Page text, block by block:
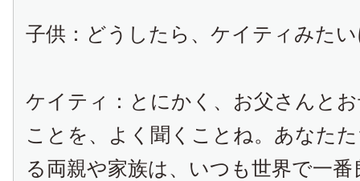
子供：どうしたら、ケイティみた
ケイティ：とにかく、お父さんと
ことを、よく聞くことね。あなた
る両親や家族は、いつも世界で一